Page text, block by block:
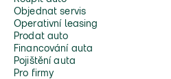
Objednat servis
Operativní leasing
Prodat auto
Financování auta
Pojištění auta
Pro firmy